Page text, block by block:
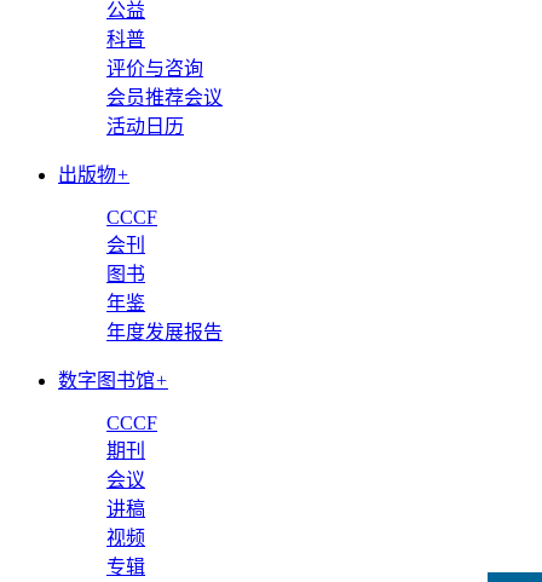
公益
科普
评价与咨询
会员推荐会议
活动日历
出版物+
CCCF
会刊
图书
年鉴
年度发展报告
数字图书馆+
CCCF
期刊
会议
讲稿
视频
专辑